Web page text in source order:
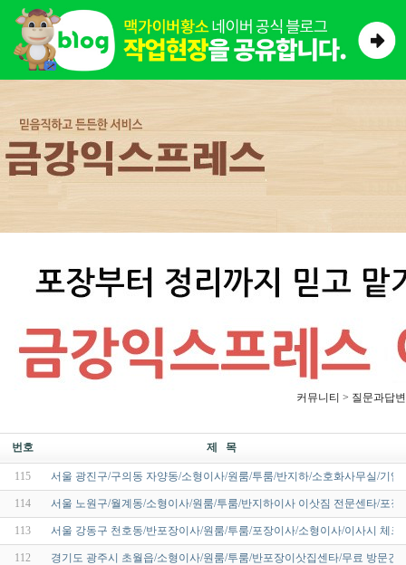
커뮤니티 > 질문과답변
번호 제 목
115 서울 광진구/구의동 자양동/소형이사/원룸/투룸/반지하/소호화사무실/기
114 서울 노원구/월계동/소형이사/원룸/투룸/반지하이사 이삿짐 전문센타/포
113 서울 강동구 천호동/반포장이사/원룸/투룸/포장이사/소형이사/이사시 체
112 경기도 광주시 초월읍/소형이사/원룸/투룸/반포장이삿집센타/무료 방문